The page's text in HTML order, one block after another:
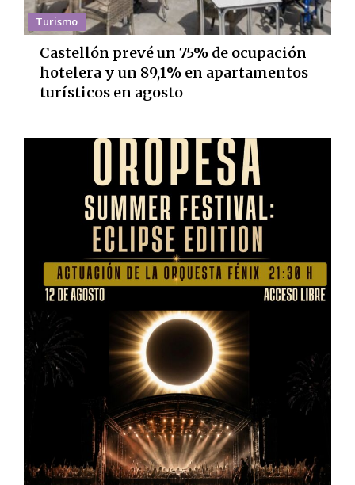
Turismo
Castellón prevé un 75% de ocupación
hotelera y un 89,1% en apartamentos
turísticos en agosto